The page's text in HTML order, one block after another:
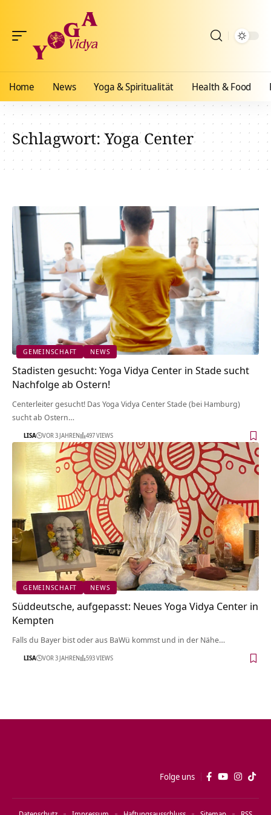
Home News Yoga & Spiritualität Health & Food
Schlagwort:Yoga Center
GEMEINSCHAFT NEWS
Stadisten gesucht: Yoga Vidya Center in Stade sucht
Nachfolge ab Ostern!
Centerleiter gesucht! Das Yoga Vidya Center Stade (bei Hamburg)
sucht ab Ostern…
LISA VOR 3 JAHREN 497 VIEWS
GEMEINSCHAFT NEWS
Süddeutsche, aufgepasst: Neues Yoga Vidya Center in
Kempten
Falls du Bayer bist oder aus BaWü kommst und in der Nähe…
LISA VOR 3 JAHREN 593 VIEWS
Folge uns